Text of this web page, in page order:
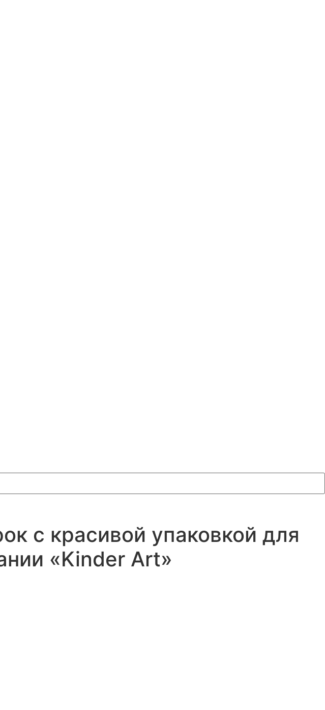
с красивой упаковкой для
«Kinder Art»